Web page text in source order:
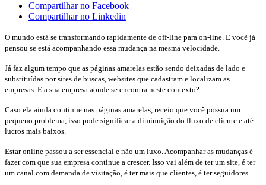
Compartilhar no Facebook
Compartilhar no Linkedin
O mundo está se transformando rapidamente de off-line para on-line. E você já
pensou se está acompanhando essa mudança na mesma velocidade.
Já faz algum tempo que as páginas amarelas estão sendo deixadas de lado e
substituídas por sites de buscas, websites que cadastram e localizam as
empresas. E a sua empresa aonde se encontra neste contexto?
Caso ela ainda continue nas páginas amarelas, receio que você possua um
pequeno problema, isso pode significar a diminuição do fluxo de cliente e até
lucros mais baixos.
Estar online passou a ser essencial e não um luxo. Acompanhar as mudanças é
fazer com que sua empresa continue a crescer. Isso vai além de ter um site, é ter
um canal com demanda de visitação, é ter mais que clientes, é ter seguidores.